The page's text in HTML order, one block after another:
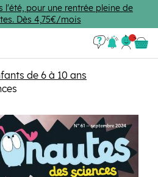
l'été, pour une rentrée pleine de
Dès 4,75€/mois
Se
de 6 à 10 ans